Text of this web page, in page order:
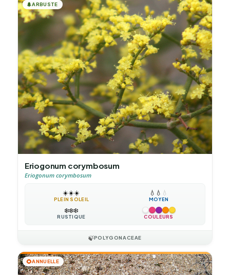
🌲ARBUSTE
Eriogonum corymbosum
Eriogonum corymbosum
☀️☀️☀️
PLEIN SOLEIL
💧 💧 💧
MOYEN
❄️❄️❄️
RUSTIQUE COULEURS
🍃POLYGONACEAE
🌻ANNUELLE